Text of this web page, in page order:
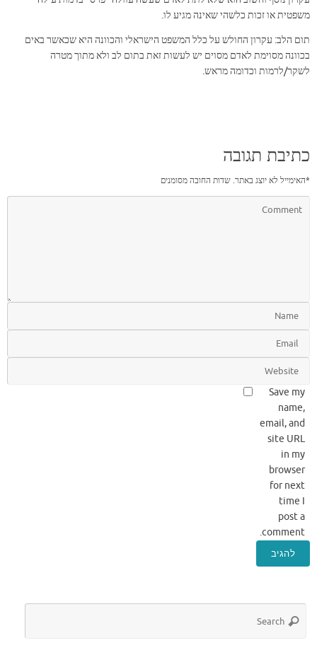
משפטית או זכות כלשהי שאינה מגיע לו.
תום הלב: עקרון החולש על כלל המשפט הישראלי והכוונה היא שכאשר באים
בכוונה מסוימת לאדם מסוים יש לעשות זאת בתום לב ולא מתוך מטרה
לשקר/לרמות וכדומה מראש.
כתיבת תגובה
האימייל לא יוצג באתר.שדות החובה מסומנים *
Save my
name,
email, and
site URL
in my
browser
for next
time I
post a
comment.